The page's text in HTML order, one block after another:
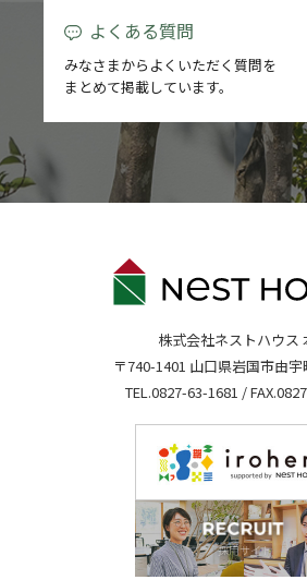
よくある質問
みなさまからよくいただく質問を
まとめて掲載しています。
株式会社ネストハウス
〒740-1401 山口県岩国市由
TEL.0827-63-1681 /